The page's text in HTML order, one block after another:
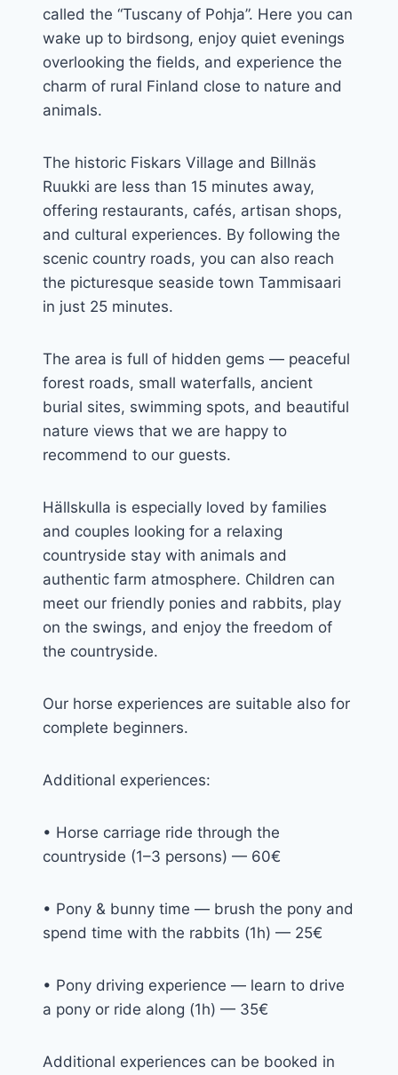
called the “Tuscany of Pohja”. Here you can
wake up to birdsong, enjoy quiet evenings
overlooking the fields, and experience the
charm of rural Finland close to nature and
animals.
The historic Fiskars Village and Billnäs
Ruukki are less than 15 minutes away,
offering restaurants, cafés, artisan shops,
and cultural experiences. By following the
scenic country roads, you can also reach
the picturesque seaside town Tammisaari
in just 25 minutes.
The area is full of hidden gems — peaceful
forest roads, small waterfalls, ancient
burial sites, swimming spots, and beautiful
nature views that we are happy to
recommend to our guests.
Hällskulla is especially loved by families
and couples looking for a relaxing
countryside stay with animals and
authentic farm atmosphere. Children can
meet our friendly ponies and rabbits, play
on the swings, and enjoy the freedom of
the countryside.
Our horse experiences are suitable also for
complete beginners.
Additional experiences:
• Horse carriage ride through the
countryside (1–3 persons) — 60€
• Pony & bunny time — brush the pony and
spend time with the rabbits (1h) — 25€
• Pony driving experience — learn to drive
a pony or ride along (1h) — 35€
Additional experiences can be booked in